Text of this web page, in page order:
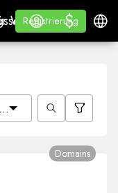
Wiederverkäufer
WHITE LABEL
Lernen
Lernen
Registrierung
Registrierung
Anmelden
$
$
Domains